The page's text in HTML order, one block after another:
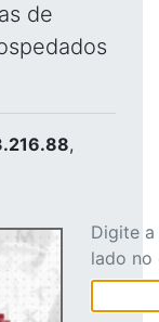
de
,
Digite
lado no